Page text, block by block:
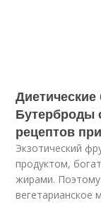
Бутерброды
рецептов
Экзотический
продуктом,
жирами. Поэтому
вегетарианское